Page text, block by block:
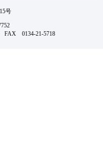
号
FAX 0134-21-5718